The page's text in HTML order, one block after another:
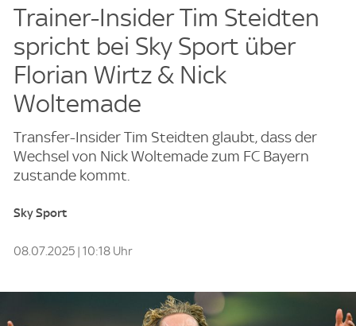
Trainer-Insider Tim Steidten
spricht bei Sky Sport über
Florian Wirtz & Nick
Woltemade
Transfer-Insider Tim Steidten glaubt, dass der
Wechsel von Nick Woltemade zum FC Bayern
zustande kommt.
Sky Sport
08.07.2025 | 10:18 Uhr